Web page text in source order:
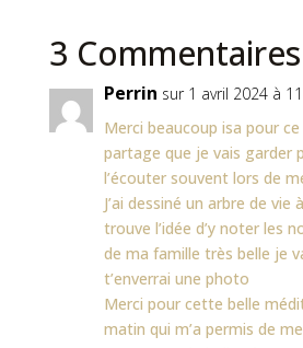
3 Commentaires
Perrin sur 1 avril 2024 à
Merci beaucoup isa pour
partage que je vais garder
l’écouter souvent lors de
J’ai dessiné un arbre de vie
trouve l’idée d’y noter les
de ma famille très belle je
t’enverrai une photo
Merci pour cette belle
matin qui m’a permis de